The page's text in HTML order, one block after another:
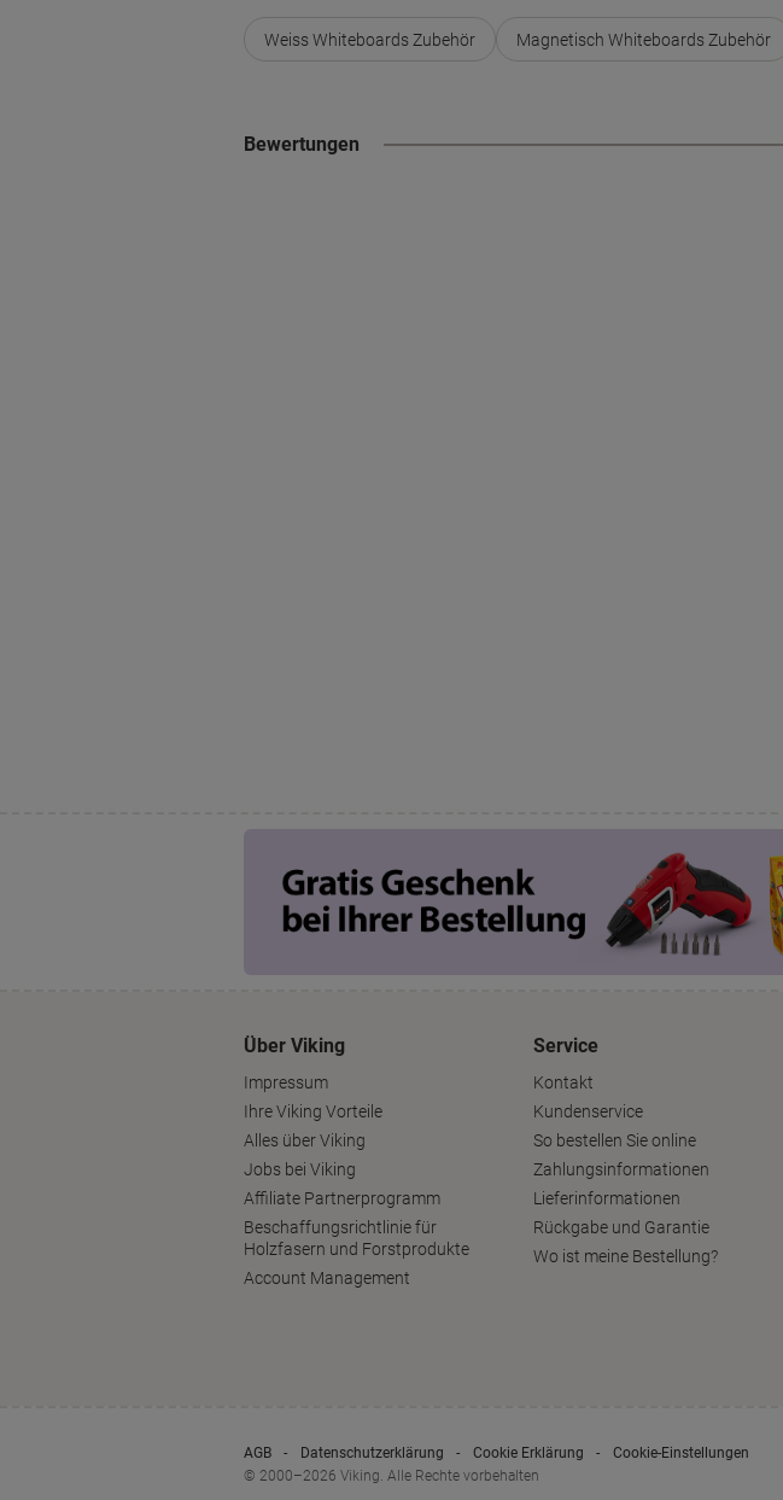
Weiss Whiteboards Zubehör Magnetisch Whiteboards Zubehör
Bewertungen
Über Viking
Impressum
Ihre Viking Vorteile
Alles über Viking
Jobs bei Viking
Affiliate Partnerprogramm
Beschaffungsrichtlinie für
Holzfasern und Forstprodukte
Account Management
Service
Kontakt
Kundenservice
So bestellen Sie online
Zahlungsinformationen
Lieferinformationen
Rückgabe und Garantie
Wo ist meine Bestellung?
AGB Datenschutzerklärung Cookie Erklärung
Cookie-Einstellungen
© 2000–2026 Viking. Alle Rechte vorbehalten